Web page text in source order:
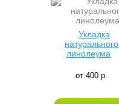
Укладка
натурального
линолеума
от 400 р.